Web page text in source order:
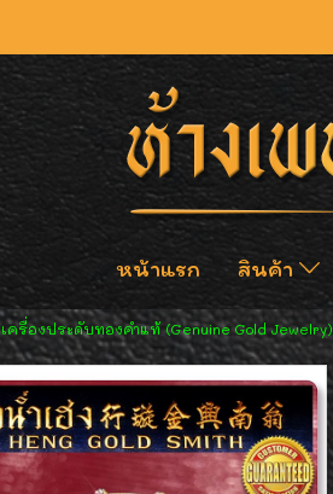
หน้าแรก สินค้า
เครื่องประดับทองคำแท้ (Genuine Gold Jewelry)